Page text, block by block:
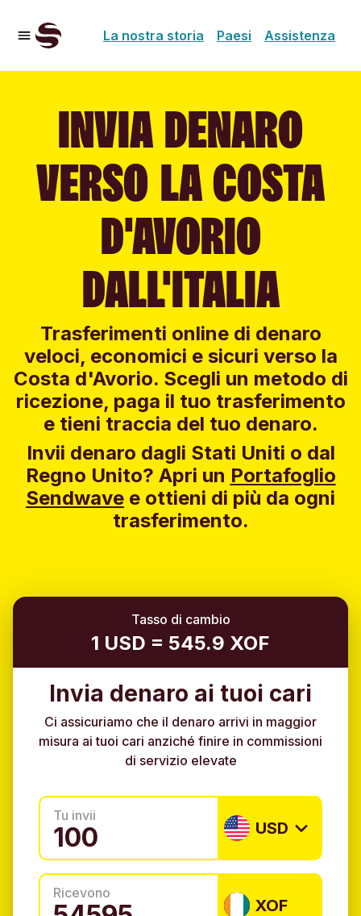
La nostra storia Paesi Assistenza
INVIA DENARO
VERSO LA COSTA
D'AVORIO
DALL'ITALIA
Trasferimenti online di denaro
veloci, economici e sicuri verso la
Costa d'Avorio. Scegli un metodo di
ricezione, paga il tuo trasferimento
e tieni traccia del tuo denaro.
Invii denaro dagli Stati Uniti o dal
Regno Unito? Apri un Portafoglio
Sendwave e ottieni di più da ogni
trasferimento.
Tasso di cambio
1 USD = 545.9 XOF
Invia denaro ai tuoi cari
Ci assicuriamo che il denaro arrivi in maggior
misura ai tuoi cari anziché finire in commissioni
di servizio elevate
Tu invii
USD
Ricevono
XOF